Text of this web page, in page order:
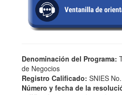
Denominación del Programa:
de Negocios
Registro Calificado: SNIES
Número y fecha de la